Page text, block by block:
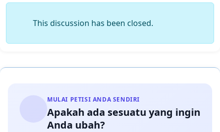
This discussion has been closed.
MULAI PETISI ANDA SENDIRI
Apakah ada sesuatu yang ingin
Anda ubah?